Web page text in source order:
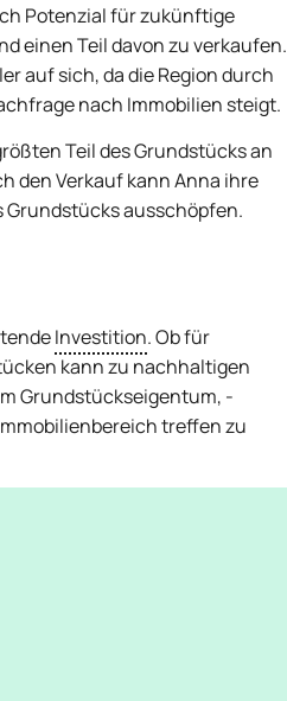
Potenzial für zukünftige
einen Teil davon zu verkaufen.
auf sich, da die Region durch
nach Immobilien steigt.
Teil des Grundstücks an
den Verkauf kann Anna ihre
ausschöpfen.
Investition. Ob für
kann zu nachhaltigen
Grundstückseigentum, -
treffen zu